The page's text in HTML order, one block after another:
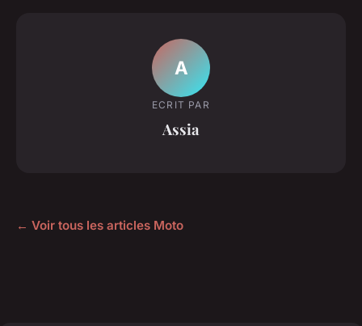
A
ECRIT PAR
Assia
← Voir tous les articles Moto